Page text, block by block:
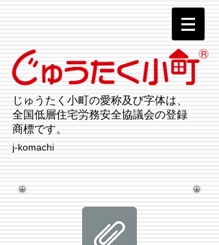
じゅうたく小町の愛称及び字体は、
全国低層住宅労務安全協議会の登録
商標です。
j-komachi